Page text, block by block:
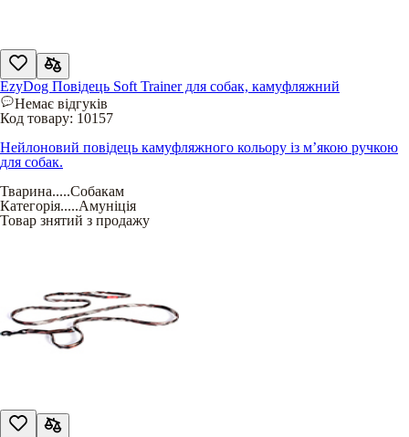
EzyDog Повідець Soft Trainer для собак, камуфляжний
Немає відгуків
Код товару: 10157
Нейлоновий повідець камуфляжного кольору із м’якою ручкою
для собак.
Тварина.....Собакам
Категорія.....Амуніція
Товар знятий з продажу